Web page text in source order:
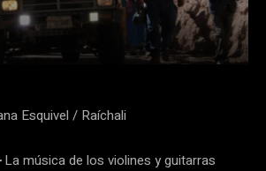
Esquivel / Raíchali
La música de los violines y guitarras